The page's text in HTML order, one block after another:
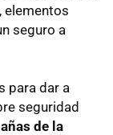
elementos
seguro a
para dar a
seguridad
de la